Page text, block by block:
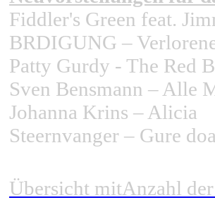
Fiddler's Green feat.
BRDIGUNG –
Patty Gurdy - The Red
Sven Bensmann – Alle
Johanna Krins – Alicia
Steernvanger – Gure
Übersicht mitAnzahl der